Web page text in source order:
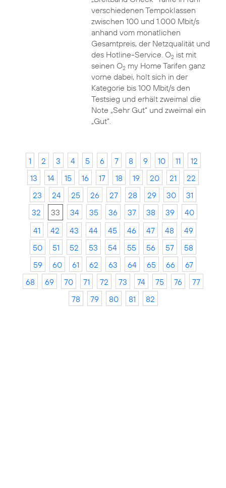
verschiedenen Tempoklassen
zwischen 100 und 1.000 Mbit/s
anhand vom monatlichen
Gesamtpreis, der Netzqualität und
des Hotline-Service. O2ist mit
seinen O2my Home Tarifen ganz
vorne dabei, holt sich in der
Kategorie bis 100 Mbit/s den
Testsieg und erhält zweimal die
Note „Sehr Gut“ und zweimal ein
„Gut“.
1 2 3 4 5 6 7 8 9 10 11
12
13
14 15 16 17 18 19 20 21
22
23
24 25 26 27 28 29 30
31
32
33 34 35 36 37 38 39
40
41
42 43 44 45 46 47 48
49
50
51 52 53 54 55 56 57
58
59
60 61 62 63 64 65 66
67
68
69 70 71 72 73 74 75 76
77
78
79 80 81 82